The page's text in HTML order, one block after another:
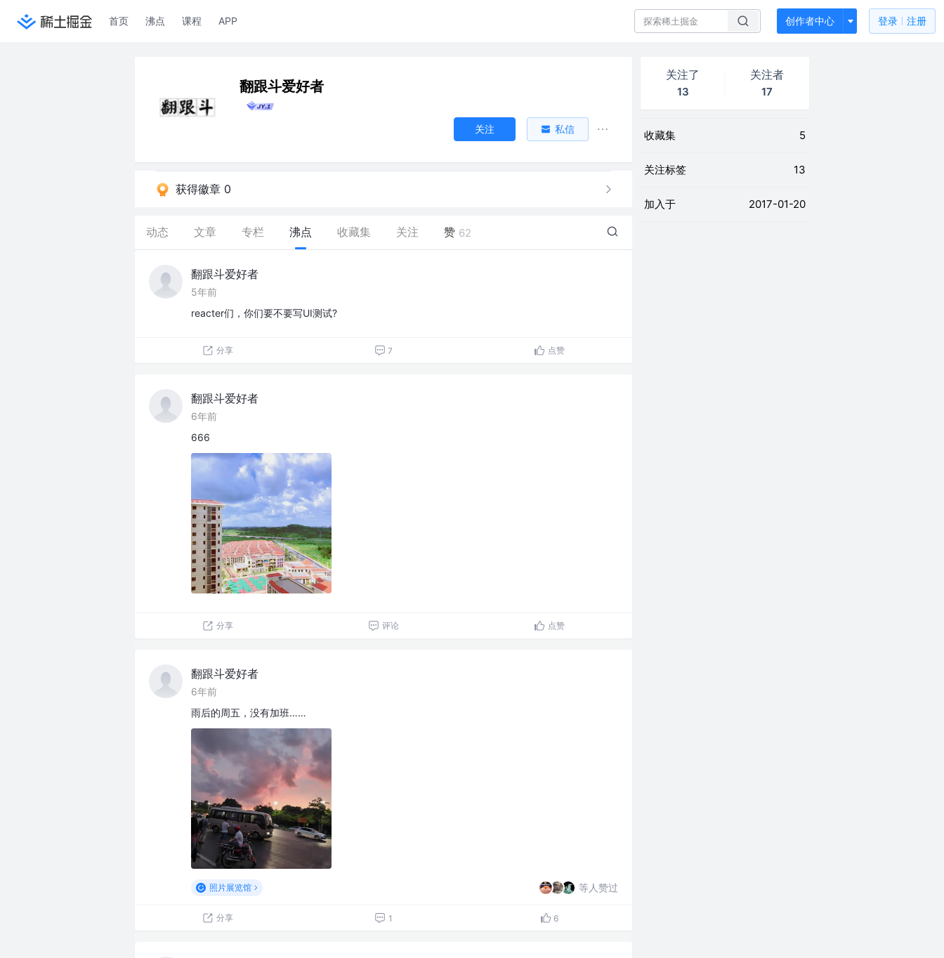
首页 沸点 课程 APP 创作者中心 登录 注册
翻跟斗爱好者
关注 私信
获得徽章 0
动态 文章 专栏 沸点 收藏集 关注 赞 62
翻跟斗爱好者
5年前
reacter们，你们要不要写UI测试?
分享 7 点赞
翻跟斗爱好者
6年前
666
分享 评论 点赞
翻跟斗爱好者
6年前
雨后的周五，没有加班……
照片展览馆 等人赞过
分享 1 6
关注了
13
关注者
17
收藏集 5
关注标签 13
加入于 2017-01-20